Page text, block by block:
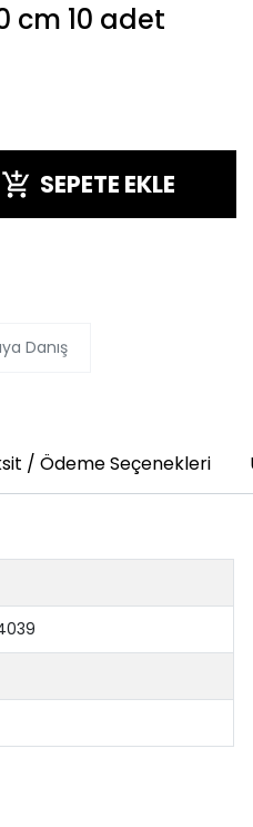
cm 10 adet
SEPETE EKLE
Danış
/ Ödeme Seçenekleri